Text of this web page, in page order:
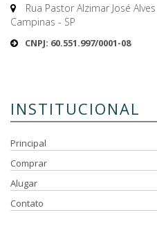
Rua Pastor Alzimar José
Campinas - SP
CNPJ: 60.551.997/0001-08
INSTITUCIONAL
Principal
Comprar
Alugar
Contato